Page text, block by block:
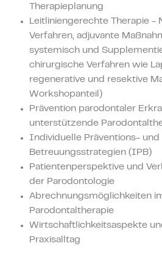
Therapieplanung
Leitliniengerechte Therapie -
Verfahren, adjuvante
systemisch und
chirurgische Verfahren wie
regenerative und resektive
Workshopanteil)
Prävention parodontaler
unterstützende
Individuelle Präventions- und
Betreuungsstrategien (IPB)
Patientenperspektive und
der Parodontologie
Abrechnungsmöglichkeiten
Parodontaltherapie
Wirtschaftlichkeitsaspekte
Praxisalltag